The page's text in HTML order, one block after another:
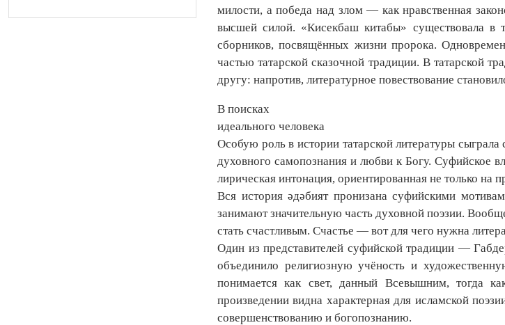
милости, а победа над злом — как нравственная
высшей силой. «Кисекбаш китабы» существовала в
сборников, посвящённых жизни пророка.
частью татарской сказочной традиции. В татарской
другу: напротив, литературное повествование
В поисках
идеального человека
Особую роль в истории татарской литературы
духовного самопознания и любви к Богу. Суфийское
лирическая интонация, ориентированная не только на
Вся история әдәбият пронизана суфийскими
занимают значительную часть духовной поэзии.
стать счастливым. Счастье — вот для чего нужна
Один из представителей суфийской традиции —
объединило религиозную учёность и
понимается как свет, данный Всевышним, тогда
произведении видна характерная для исламской
совершенствованию и богопознанию.